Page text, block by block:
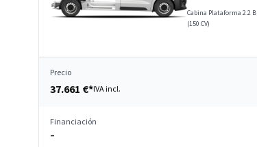
Cabina Plataforma 2.2
(150 CV)
Precio
37.661 €*IVA incl.
Financiación
–